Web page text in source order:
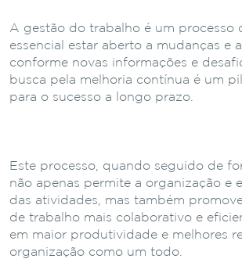
A gestão do trabalho é um processo
essencial estar aberto a mudanças e
conforme novas informações e
busca pela melhoria contínua é um
para o sucesso a longo prazo.
Este processo, quando seguido de
não apenas permite a organização e
das atividades, mas também
de trabalho mais colaborativo e
em maior produtividade e melhores
organização como um todo.